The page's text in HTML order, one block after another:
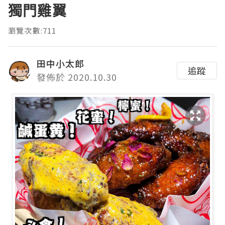
獨門雞翼
瀏覽次數:711
田中小太郎
發佈於 2020.10.30
追蹤